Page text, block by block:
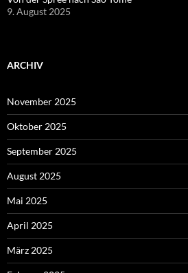
9. August 2025
ARCHIV
November 2025
Oktober 2025
September 2025
August 2025
Mai 2025
April 2025
März 2025